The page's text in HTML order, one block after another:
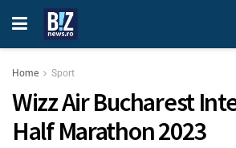
Home Sport
Wizz Air Bucharest
Half Marathon 2023